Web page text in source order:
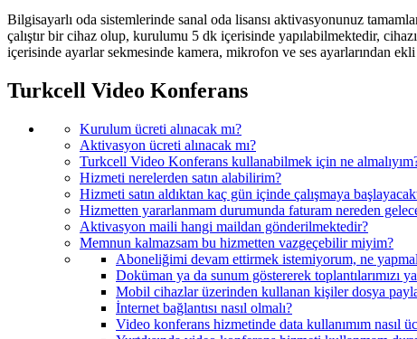
Bilgisayarlı oda sistemlerinde sanal oda lisansı aktivasyonunuz
çalıştır bir cihaz olup, kurulumu 5 dk içerisinde yapılabilmektedir,
içerisinde ayarlar sekmesinde kamera, mikrofon ve ses ayarlarından
Turkcell Video Konferans
Kurulum ücreti alınacak mı?
Aktivasyon ücreti alınacak mı?
Turkcell Video Konferans kullanabilmek için ne
Hizmeti nerelerden satın alabilirim?
Hizmeti satın aldıktan kaç gün içinde çalışmaya
Hizmetten yararlanmam durumunda faturam nereden
Aktivasyon maili hangi maildan gönderilmektedir?
Memnun kalmazsam bu hizmetten vazgeçebilir miyim?
Aboneliğimi devam ettirmek istemiyorum, ne
Doküman ya da sunum göstererek toplantılarımızı
Mobil cihazlar üzerinden kullanan kişiler dosya
İnternet bağlantısı nasıl olmalı?
Video konferans hizmetinde data kullanımım nasıl